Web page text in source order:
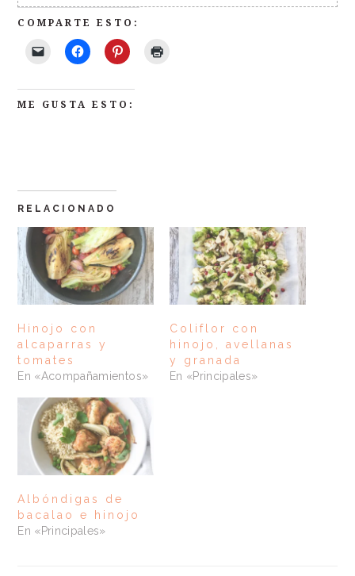
COMPARTE ESTO:
ME GUSTA ESTO:
RELACIONADO
Hinojo con
alcaparras y
tomates
En «Acompañamientos»
Coliflor con
hinojo, avellanas
y granada
En «Principales»
Albóndigas de
bacalao e hinojo
En «Principales»